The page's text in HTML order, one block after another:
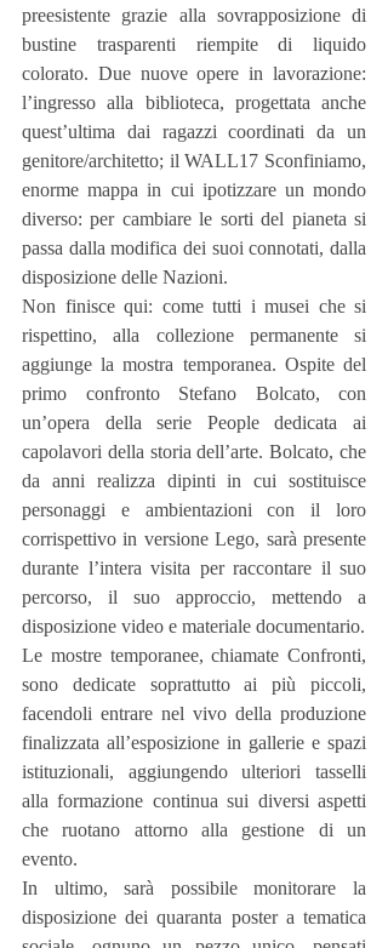
preesistente grazie alla sovrapposizione di
bustine trasparenti riempite di liquido
colorato. Due nuove opere in lavorazione:
l’ingresso alla biblioteca, progettata anche
quest’ultima dai ragazzi coordinati da un
genitore/architetto; il WALL17 Sconfiniamo,
enorme mappa in cui ipotizzare un mondo
diverso: per cambiare le sorti del pianeta si
passa dalla modifica dei suoi connotati, dalla
disposizione delle Nazioni.
Non finisce qui: come tutti i musei che si
rispettino, alla collezione permanente si
aggiunge la mostra temporanea. Ospite del
primo confronto Stefano Bolcato, con
un’opera della serie People dedicata ai
capolavori della storia dell’arte. Bolcato, che
da anni realizza dipinti in cui sostituisce
personaggi e ambientazioni con il loro
corrispettivo in versione Lego, sarà presente
durante l’intera visita per raccontare il suo
percorso, il suo approccio, mettendo a
disposizione video e materiale documentario.
Le mostre temporanee, chiamate Confronti,
sono dedicate soprattutto ai più piccoli,
facendoli entrare nel vivo della produzione
finalizzata all’esposizione in gallerie e spazi
istituzionali, aggiungendo ulteriori tasselli
alla formazione continua sui diversi aspetti
che ruotano attorno alla gestione di un
evento.
In ultimo, sarà possibile monitorare la
disposizione dei quaranta poster a tematica